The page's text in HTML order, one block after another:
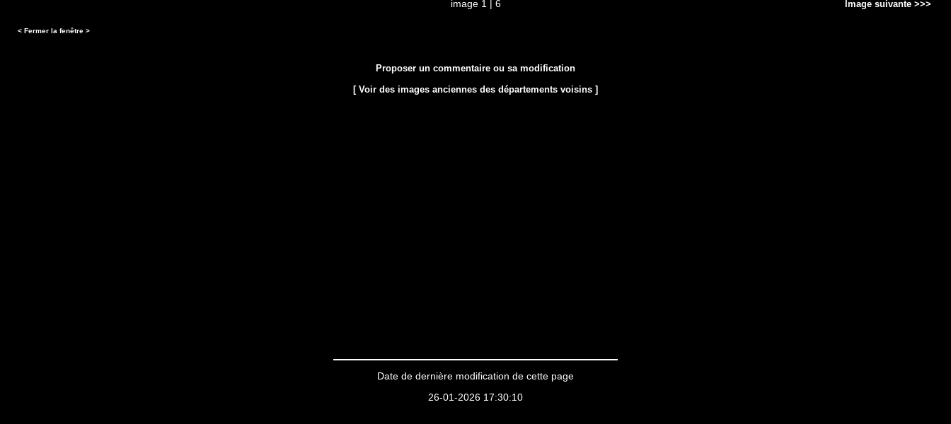
image 1 | 6 Image suivante >>>
< Fermer la fenêtre >
Proposer un commentaire ou sa modification
[ Voir des images anciennes des départements voisins ]
Date de dernière modification de cette page
26-01-2026 17:30:10